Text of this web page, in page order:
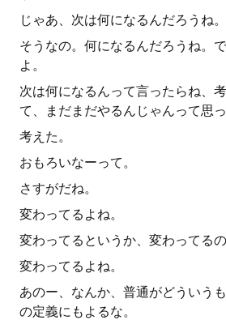
じゃあ、次は何になるんだろうね。
そうなの。何になるんだろうね。
よ。
次は何になるんって言ったらね、
て、まだまだやるんじゃんって思っ
考えた。
おもろいなーって。
さすがだね。
変わってるよね。
変わってるというか、変わってる
変わってるよね。
あのー、なんか、普通がどういう
の定義にもよるな。